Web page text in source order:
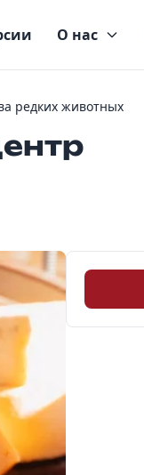
О нас
редких животных